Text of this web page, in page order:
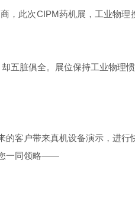
，此次CIPM药机展，工业物
五脏俱全。展位保持工业物理
的客户带来真机设备演示，进
您一同领略——